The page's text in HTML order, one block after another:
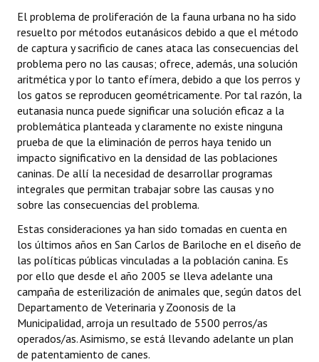
El problema de proliferación de la fauna urbana no ha sido
resuelto por métodos eutanásicos debido a que el método
de captura y sacrificio de canes ataca las consecuencias del
problema pero no las causas; ofrece, además, una solución
aritmética y por lo tanto efímera, debido a que los perros y
los gatos se reproducen geométricamente. Por tal razón, la
eutanasia nunca puede significar una solución eficaz a la
problemática planteada y claramente no existe ninguna
prueba de que la eliminación de perros haya tenido un
impacto significativo en la densidad de las poblaciones
caninas. De allí la necesidad de desarrollar programas
integrales que permitan trabajar sobre las causas y no
sobre las consecuencias del problema.
Estas consideraciones ya han sido tomadas en cuenta en
los últimos años en San Carlos de Bariloche en el diseño de
las políticas públicas vinculadas a la población canina. Es
por ello que desde el año 2005 se lleva adelante una
campaña de esterilización de animales que, según datos del
Departamento de Veterinaria y Zoonosis de la
Municipalidad, arroja un resultado de 5500 perros/as
operados/as. Asimismo, se está llevando adelante un plan
de patentamiento de canes.